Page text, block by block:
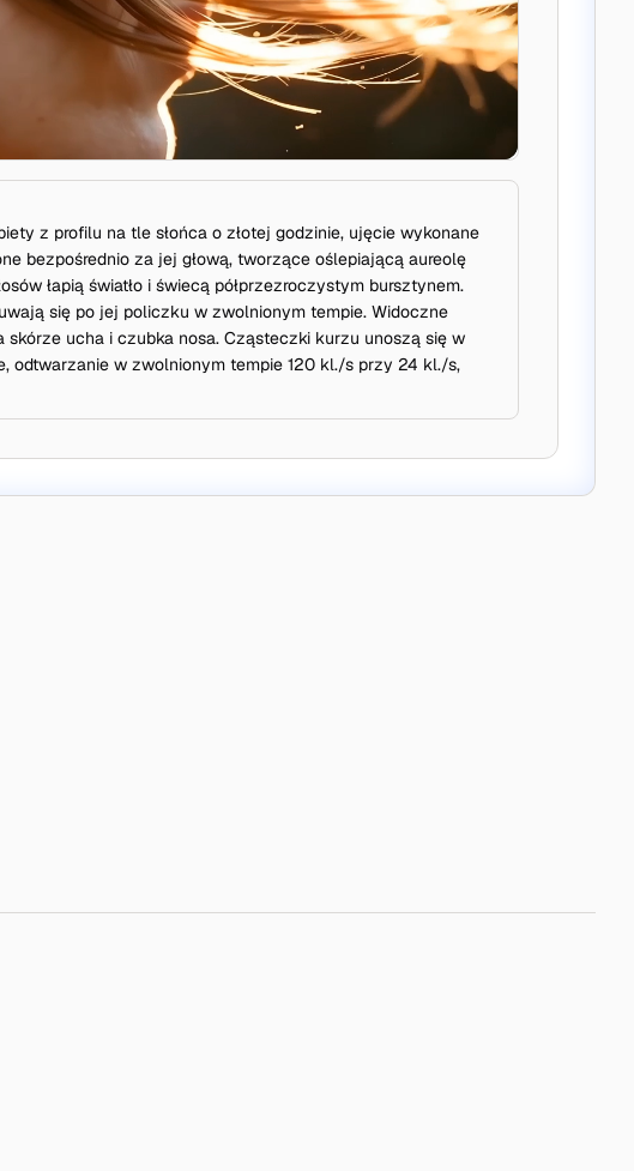
z profilu na tle słońca o złotej godzinie, ujęcie wykonane
bezpośrednio za jej głową, tworzące oślepiającą aureolę
łapią światło i świecą półprzezroczystym bursztynem.
się po jej policzku w zwolnionym tempie. Widoczne
skórze ucha i czubka nosa. Cząsteczki kurzu unoszą się w
odtwarzanie w zwolnionym tempie 120 kl./s przy 24 kl./s,